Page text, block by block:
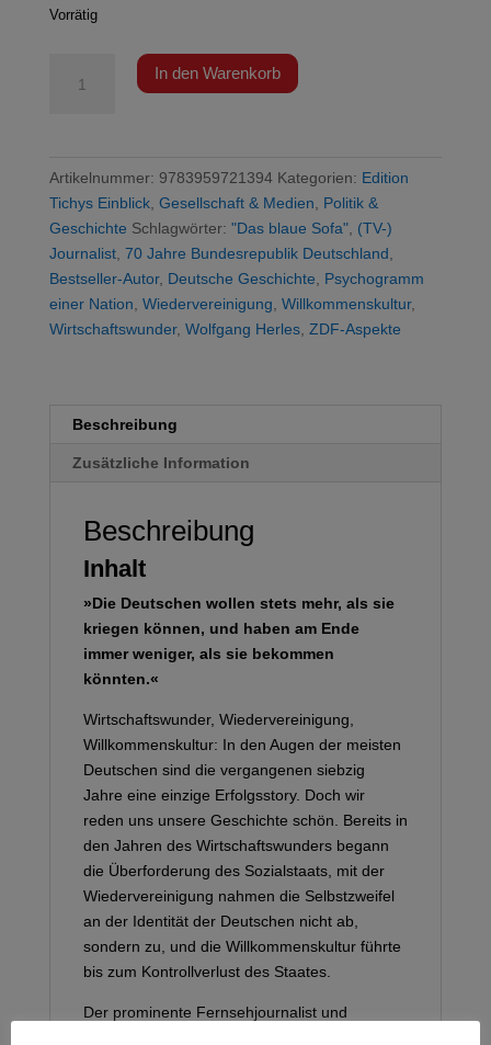
Vorrätig
In den Warenkorb
Artikelnummer: 9783959721394 Kategorien: Edition
Tichys Einblick, Gesellschaft & Medien, Politik &
Geschichte Schlagwörter: "Das blaue Sofa", (TV-)
Journalist, 70 Jahre Bundesrepublik Deutschland,
Bestseller-Autor, Deutsche Geschichte, Psychogramm
einer Nation, Wiedervereinigung, Willkommenskultur,
Wirtschaftswunder, Wolfgang Herles, ZDF-Aspekte
Beschreibung
Zusätzliche Information
Beschreibung
Inhalt
»Die Deutschen wollen stets mehr, als sie
kriegen können, und haben am Ende
immer weniger, als sie bekommen
könnten.«
Wirtschaftswunder, Wiedervereinigung,
Willkommenskultur: In den Augen der meisten
Deutschen sind die vergangenen siebzig
Jahre eine einzige Erfolgsstory. Doch wir
reden uns unsere Geschichte schön. Bereits in
den Jahren des Wirtschaftswunders begann
die Überforderung des Sozialstaats, mit der
Wiedervereinigung nahmen die Selbstzweifel
an der Identität der Deutschen nicht ab,
sondern zu, und die Willkommenskultur führte
bis zum Kontrollverlust des Staates.
Der prominente Fernsehjournalist und